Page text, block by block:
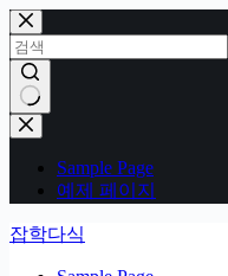
본
문
으
로
건
너
결
Sample Page
예제 페이지
잡학다식